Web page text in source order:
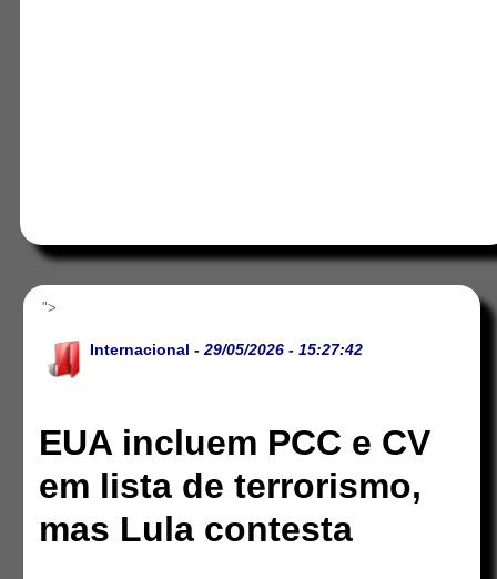
">
Internacional - 29/05/2026 - 15:27:42
EUA incluem PCC e CV
em lista de terrorismo,
mas Lula contesta